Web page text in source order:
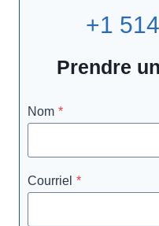
+1
Prendre
Nom *
Courriel *